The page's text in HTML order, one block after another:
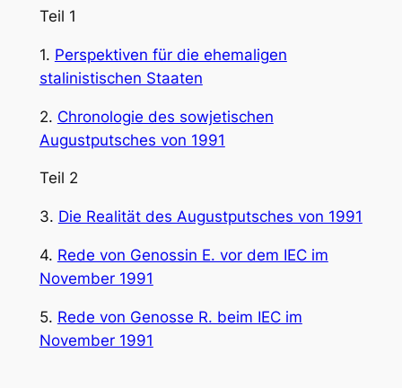
Teil 1
1. Perspektiven für die ehemaligen
stalinistischen Staaten
2. Chronologie des sowjetischen
Augustputsches von 1991
Teil 2
3. Die Realität des Augustputsches von 1991
4. Rede von Genossin E. vor dem IEC im
November 1991
5. Rede von Genosse R. beim IEC im
November 1991